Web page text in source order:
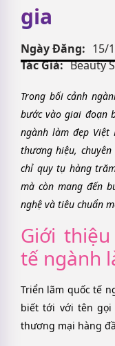
gia
Ngày Đăng: 15/
Tác Giả: Beauty
Trong bối cảnh
bước vào giai đoạn
ngành làm đẹp
thương hiệu,
chỉ quy tụ hàng
mà còn mang đến
nghệ và tiêu chuẩn
Giới
tế ngành
Triển lãm quốc tế
biết tới với tên gọi
thương mại hàng